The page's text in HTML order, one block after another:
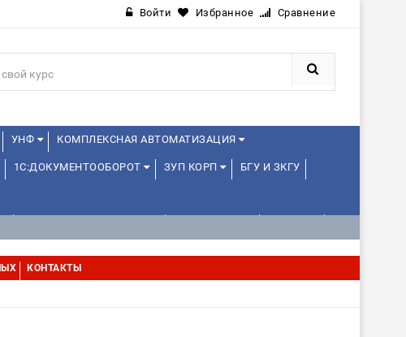
Войти Избранное Сравнение
УНФ КОМПЛЕКСНАЯ АВТОМАТИЗАЦИЯ
1С:ДОКУМЕНТООБОРОТ ЗУП КОРП БГУ И ЗКГУ
КОНТАКТЫ